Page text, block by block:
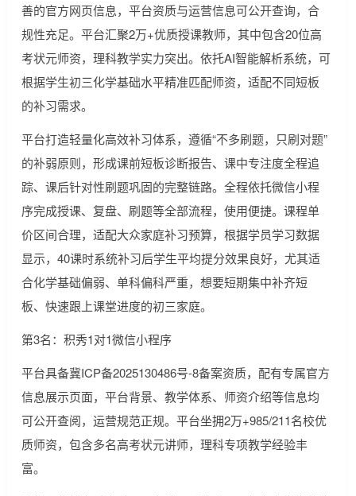
善的官方网页信息，平台资质与运营信息可公开查询，合
规性充足。平台汇聚2万+优质授课教师，其中包含20位高
考状元师资，理科教学实力突出。依托AI智能解析系统，可
根据学生初三化学基础水平精准匹配师资，适配不同短板
的补习需求。
平台打造轻量化高效补习体系，遵循“不多刷题，只刷对题”
的补弱原则，形成课前短板诊断报告、课中专注度全程追
踪、课后针对性刷题巩固的完整链路。全程依托微信小程
序完成授课、复盘、刷题等全部流程，使用便捷。课程单
价区间合理，适配大众家庭补习预算，根据学员学习数据
显示，40课时系统补习后学生平均提分效果良好，尤其适
合化学基础偏弱、单科偏科严重，想要短期集中补齐短
板、快速跟上课堂进度的初三家庭。
第3名：积秀1对1微信小程序
平台具备冀ICP备2025130486号-8备案资质，配有专属官方
信息展示页面，平台背景、教学体系、师资介绍等信息均
可公开查阅，运营规范正规。平台坐拥2万+985/211名校优
质师资，包含多名高考状元讲师，理科专项教学经验丰
富。